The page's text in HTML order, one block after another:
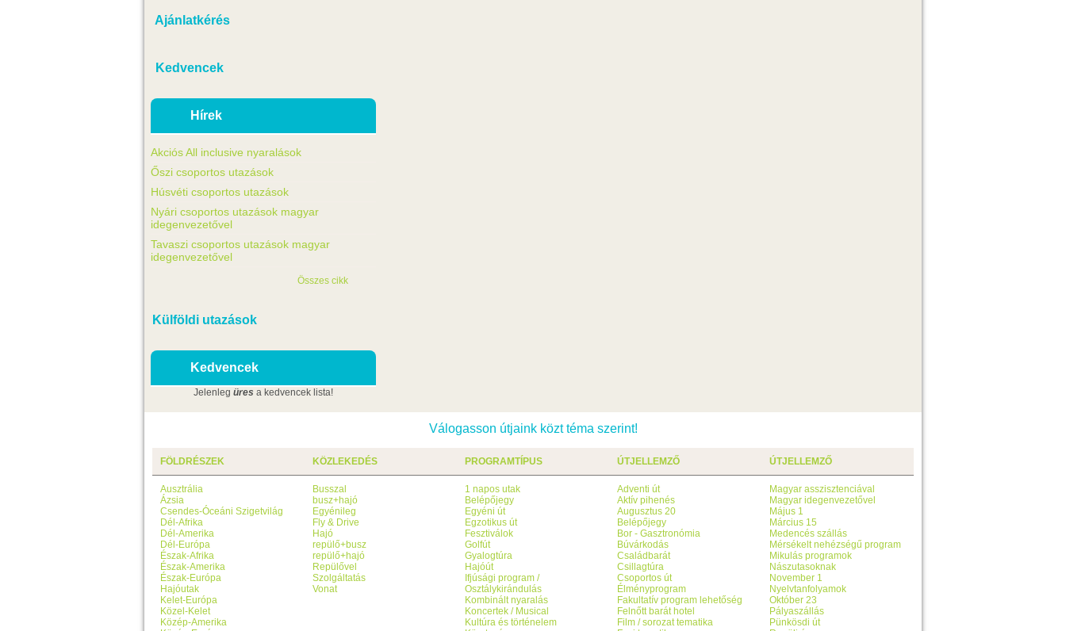
Ajánlatkérés
Kedvencek
Hírek
Akciós All inclusive nyaralások
Őszi csoportos utazások
Húsvéti csoportos utazások
Nyári csoportos utazások magyar
idegenvezetővel
Tavaszi csoportos utazások magyar
idegenvezetővel
Összes cikk
Külföldi utazások
Kedvencek
Jelenleg üres a kedvencek lista!
Válogasson útjaink közt téma szerint!
FÖLDRÉSZEK
Ausztrália
Ázsia
Csendes-Óceáni Szigetvilág
Dél-Afrika
Dél-Amerika
Dél-Európa
Észak-Afrika
Észak-Amerika
Észak-Európa
Hajóutak
Kelet-Európa
Közel-Kelet
Közép-Amerika
KÖZLEKEDÉS
Busszal
busz+hajó
Egyénileg
Fly & Drive
Hajó
repülő+busz
repülő+hajó
Repülővel
Szolgáltatás
Vonat
PROGRAMTÍPUS
1 napos utak
Belépőjegy
Egyéni út
Egzotikus út
Fesztiválok
Golfút
Gyalogtúra
Hajóút
Ifjúsági program /
Osztálykirándulás
Kombinált nyaralás
Koncertek / Musical
Kultúra és történelem
ÚTJELLEMZŐ
Adventi út
Aktív pihenés
Augusztus 20
Belépőjegy
Bor - Gasztronómia
Búvárkodás
Családbarát
Csillagtúra
Csoportos út
Élményprogram
Fakultatív program lehetőség
Felnőtt barát hotel
Film / sorozat tematika
ÚTJELLEMZŐ
Magyar asszisztenciával
Magyar idegenvezetővel
Május 1
Március 15
Medencés szállás
Mérsékelt nehézségű program
Mikulás programok
Nászutasoknak
November 1
Nyelvtanfolyamok
Október 23
Pályaszállás
Pünkösdi út